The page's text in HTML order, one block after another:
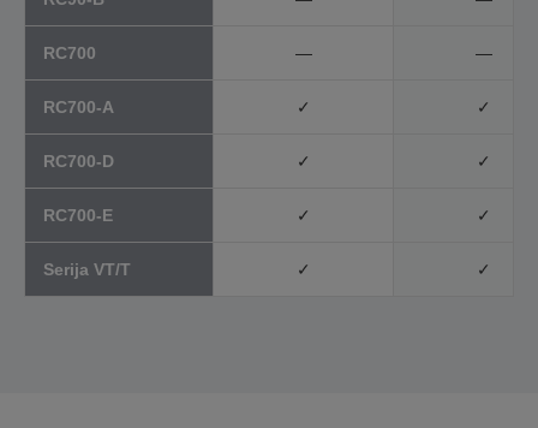
RC700 — —
RC700-A ✓ ✓
RC700-D ✓ ✓
RC700-E ✓ ✓
Serija VT/T ✓ ✓